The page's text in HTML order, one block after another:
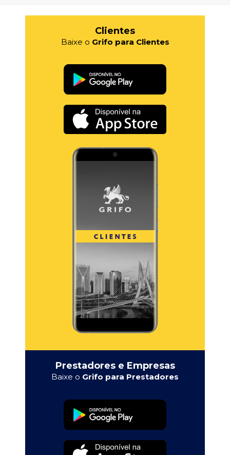
Clientes
Baixe o Grifo para Clientes
Prestadores e Empresas
Baixe o Grifo para Prestadores